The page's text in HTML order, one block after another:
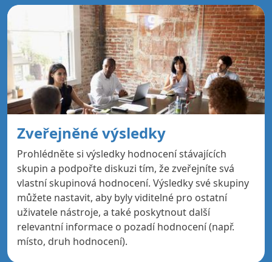
Zveřejněné výsledky
Prohlédněte si výsledky hodnocení stávajících
skupin a podpořte diskuzi tím, že zveřejníte svá
vlastní skupinová hodnocení. Výsledky své skupiny
můžete nastavit, aby byly viditelné pro ostatní
uživatele nástroje, a také poskytnout další
relevantní informace o pozadí hodnocení (např.
místo, druh hodnocení).